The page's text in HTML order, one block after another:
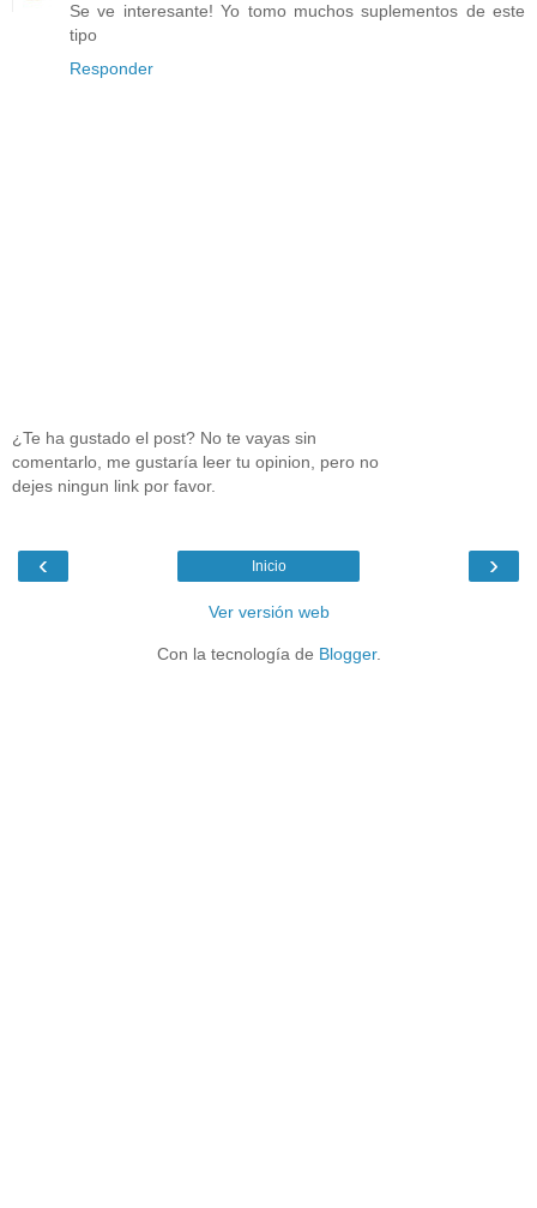
Se ve interesante! Yo tomo muchos suplementos de este
tipo
Responder
¿Te ha gustado el post? No te vayas sin
comentarlo, me gustaría leer tu opinion, pero no
dejes ningun link por favor.
‹ ›
Inicio
Ver versión web
Con la tecnología de Blogger.